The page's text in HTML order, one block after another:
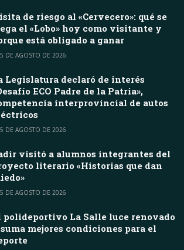
de riesgo al «Cervecero»: qué se
el «Lobo» hoy como visitante y
está obligado a ganar
5 DE AGOSTO DE 2026
Legislatura declaró de interés
ECO Padre de la Patria»,
interprovincial de autos
5 DE AGOSTO DE 2026
visitó a alumnos integrantes del
literario «Historias que dan
5 DE AGOSTO DE 2026
polideportivo La Salle luce renovado
mejores condiciones para el